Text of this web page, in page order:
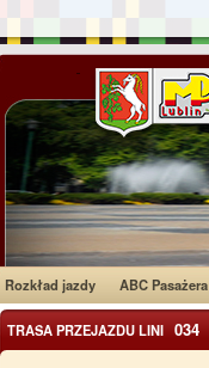
Rozkład jazdy ABC Pasażera
TRASA PRZEJAZDU LINI 034